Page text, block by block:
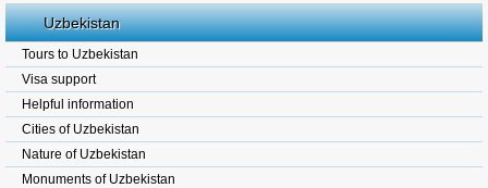
Uzbekistan
Tours to Uzbekistan
Visa support
Helpful information
Cities of Uzbekistan
Nature of Uzbekistan
Monuments of Uzbekistan